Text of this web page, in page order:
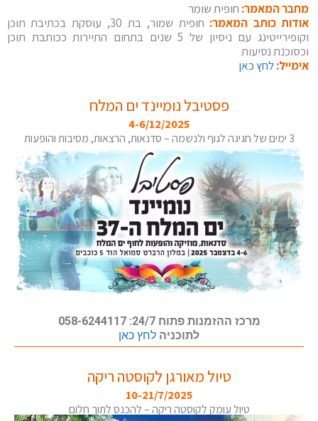
מחבר המאמר: חופית שומר
אודות כותב המאמר:
חופית שמור, בת 30, עוסקת בכתיבת תוכן
וקופירייטינג עם ניסיון של 5 שנים בתחום התיירות ככותבת תוכן
וכסוכנת נסיעות
אימייל:לחץ כאן
פסטיבל נומיינד ים המלח
4-6/12/2025
3 ימים של חגיגה לגוף ולנשמה – סדנאות, הרצאות, מסיבות והופעות
מרכז ההזמנות פתוח 24/7: 058-6244117
לתוכניה לחץ כאן
טיול מאורגן לקוסטה ריקה
10-21/7/2025
טיול עומק לקוסטה ריקה – להכנס לתוך חלום